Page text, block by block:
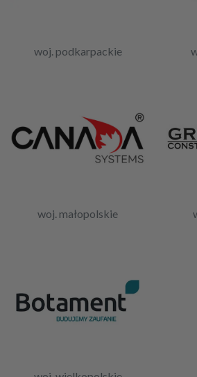
woj. podkarpackie
woj. małopolskie